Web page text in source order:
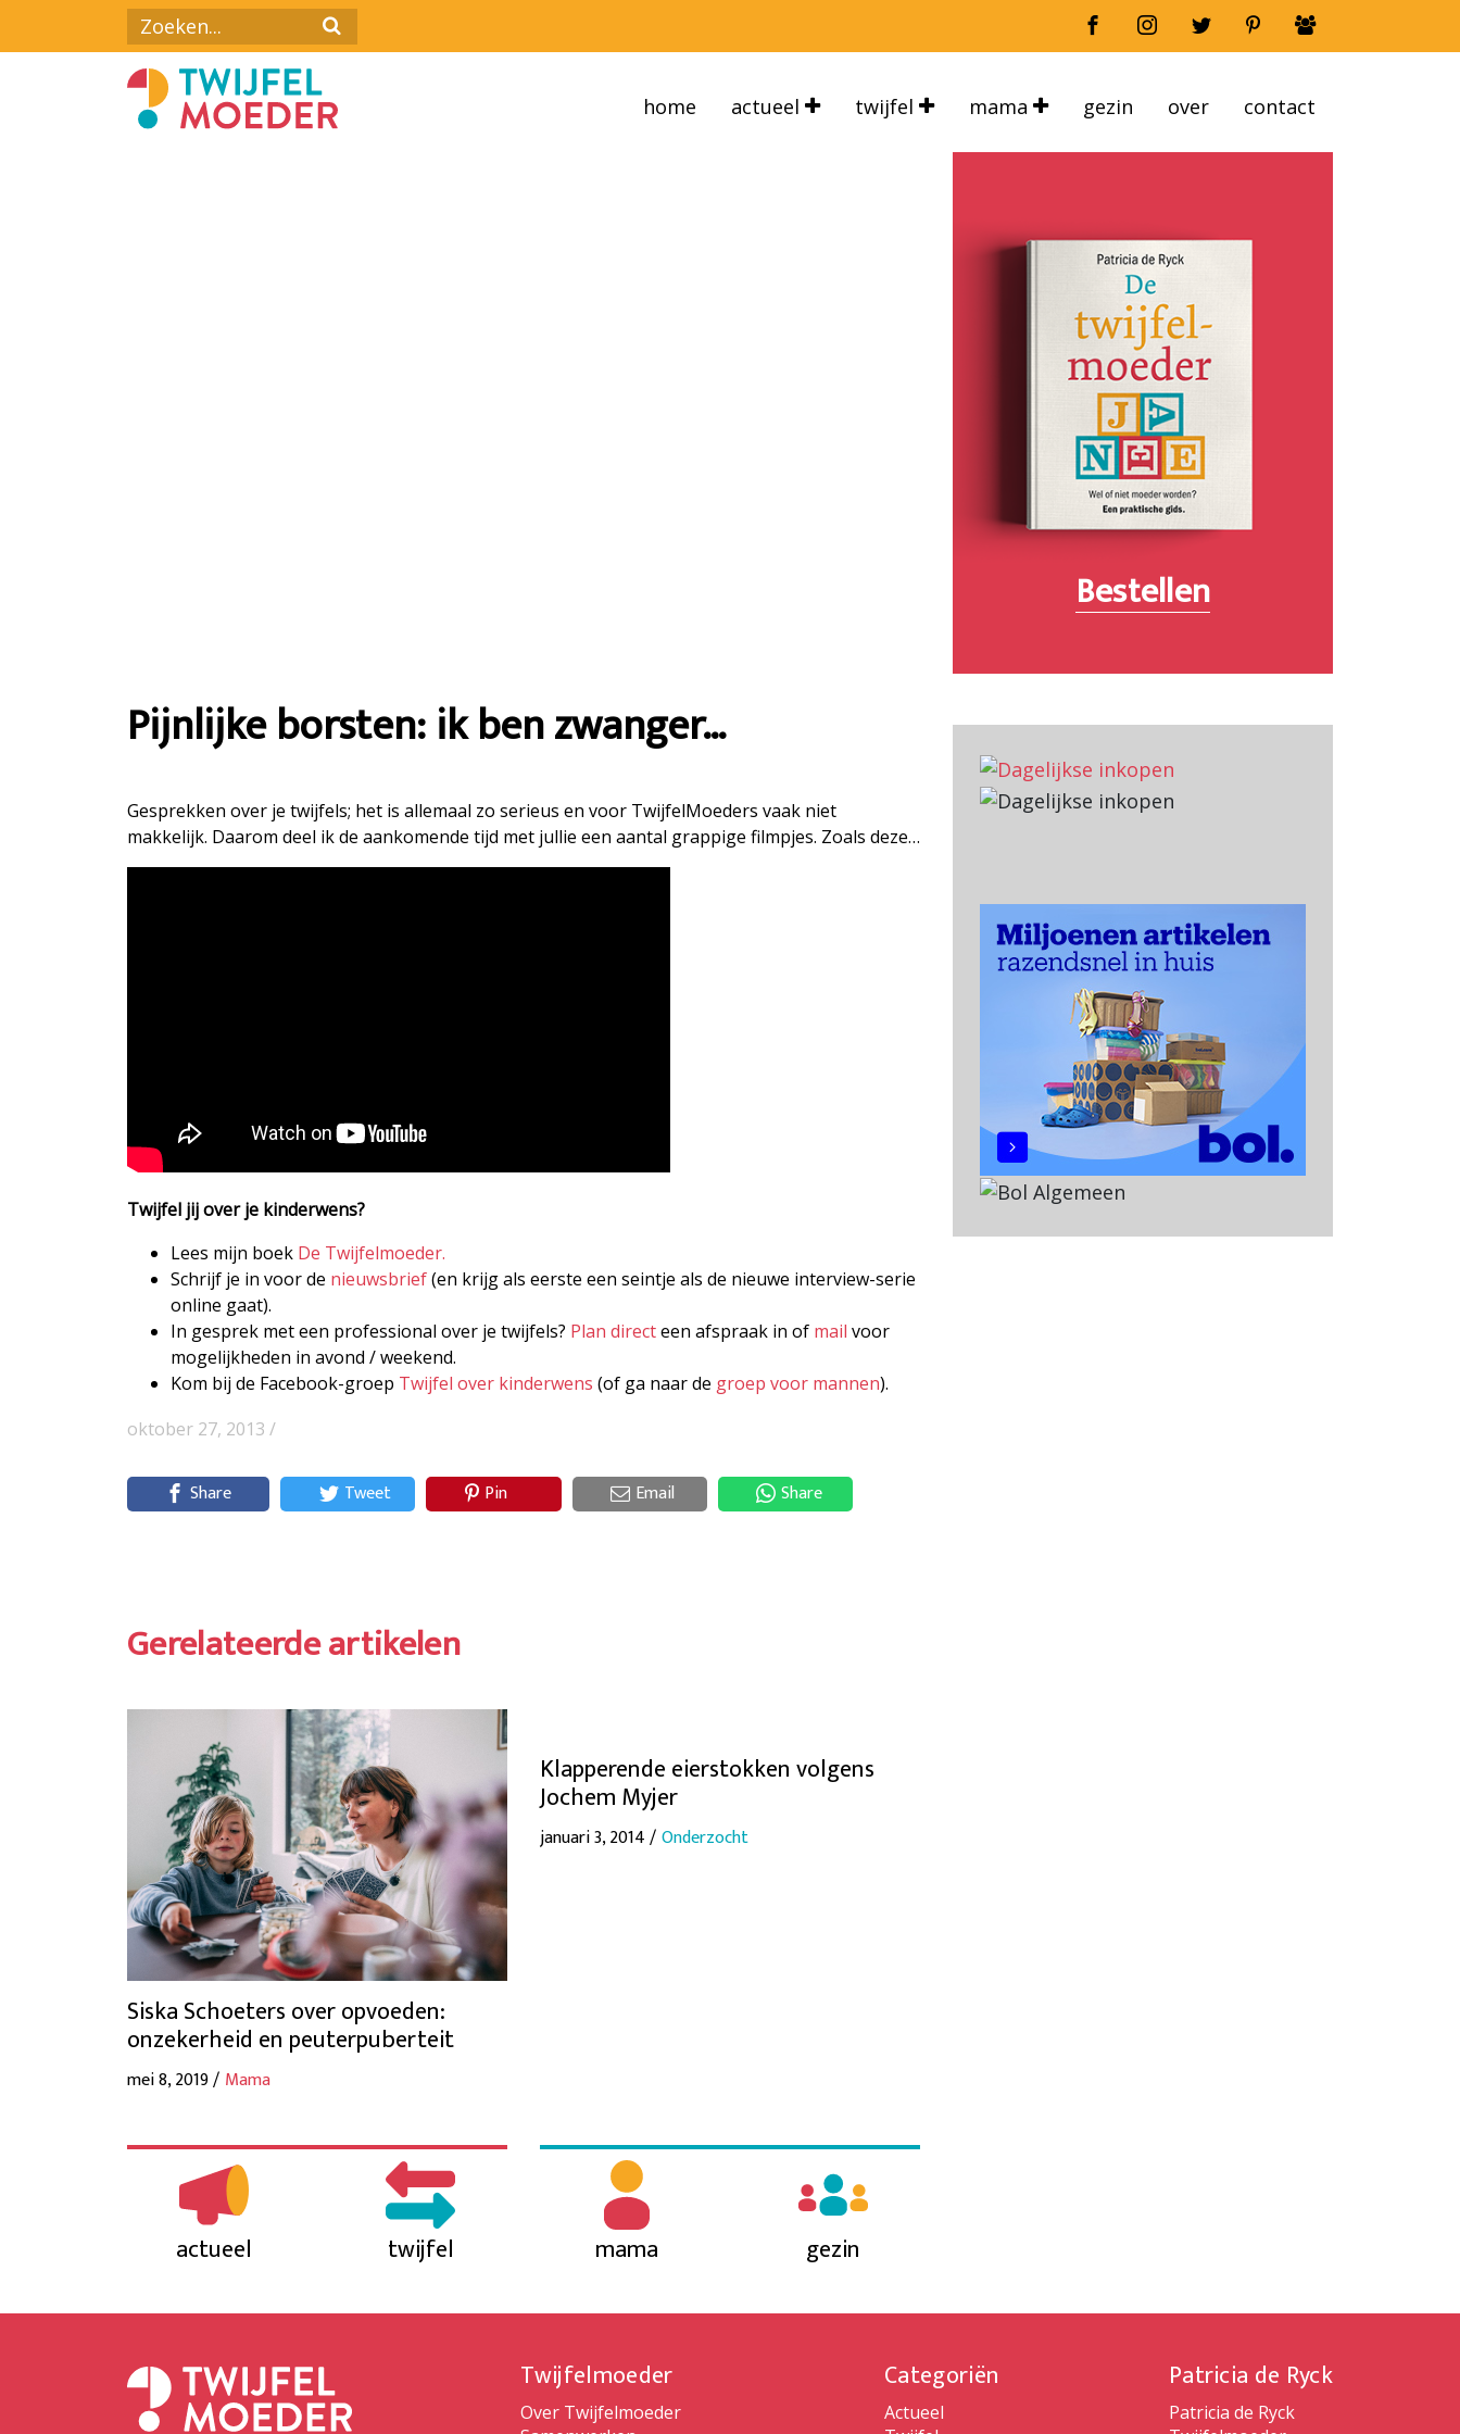
home actueel twijfel mama gezin over contact
Bestellen
Pijnlijke borsten: ik ben zwanger…
Gesprekken over je twijfels; het is allemaal zo serieus en voor TwijfelMoeders vaak niet
makkelijk. Daarom deel ik de aankomende tijd met jullie een aantal grappige filmpjes. Zoals deze…
Twijfel jij over je kinderwens?
Lees mijn boek De Twijfelmoeder.
Schrijf je in voor de nieuwsbrief(en krijg als eerste een seintje als de nieuwe interview-serie
online gaat).
In gesprek met een professional over je twijfels? Plan directeen afspraak in of mail voor
mogelijkheden in avond / weekend.
Kom bij de Facebook-groep Twijfel over kinderwens (of ga naar de groep voor mannen).
oktober 27, 2013 /
Share Tweet Pin Email Share
Gerelateerde artikelen
Siska Schoeters over opvoeden:
onzekerheid en peuterpuberteit
mei 8, 2019 / Mama
Klapperende eierstokken volgens
Jochem Myjer
januari 3, 2014 /Onderzocht
actueel twijfel mama gezin
Twijfelmoeder
Over Twijfelmoeder
Categoriën
Actueel
Patricia de Ryck
Patricia de Ryck